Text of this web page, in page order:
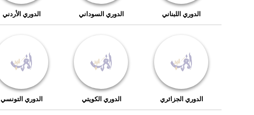
الدوري اللبناني الدوري السوداني الدوري الأردني
الدوري الجزائري الدوري الكويتي الدوري التونسي